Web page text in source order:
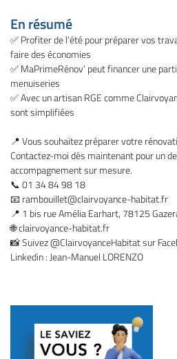
Accueil
Ouvertures
extérieures
extérieurs
réalisations
Actualités
Contact
En résumé
✅ Profiter de l’été pour préparer vos
faire des économies
✅ MaPrimeRénov’ peut financer une
menuiseries
✅ Avec un artisan RGE comme
sont simplifiées
📍 Vous souhaitez préparer votre
Contactez-moi dès maintenant pour un
accompagnement sur mesure.
📞 01 34 84 98 18
📧rambouillet@clairvoyance-habitat.fr
📍 1 bis rue Amélia Earhart, 78125
🌐 clairvoyance-habitat.fr
📸 Suivez @ClairvoyanceHabitat sur
Linkedin : Jean-Manuel LORENZO